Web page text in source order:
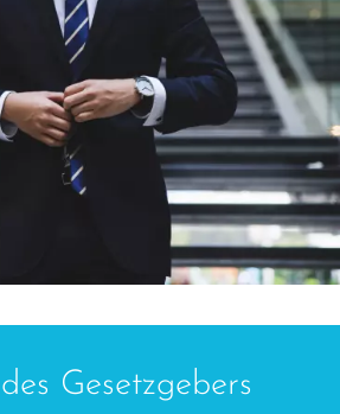
Gesetzgebers